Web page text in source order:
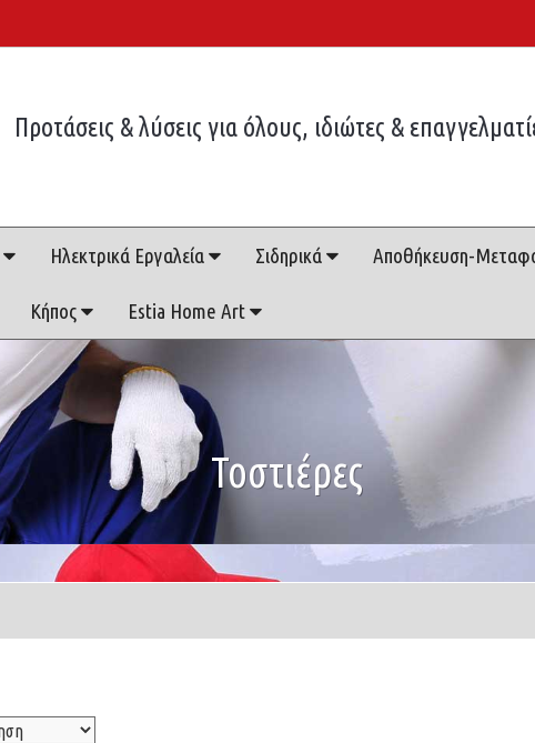
Προτάσεις & λύσεις για όλους, ιδιώτες &
Ηλεκτρικά Εργαλεία Σιδηρικά Αποθήκευση-
Κήπος Estia Home Art
Τοστιέρες